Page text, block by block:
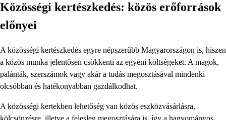
Közösségi kertészkedés: közös erőforrások
előnyei
A közösségi kertészkedés egyre népszerűbb Magyarországon is, hiszen
a közös munka jelentősen csökkenti az egyéni költségeket. A magok,
palánták, szerszámok vagy akár a tudás megosztásával mindenki
olcsóbban és hatékonyabban gazdálkodhat.
A közösségi kertekben lehetőség van közös eszközvásárlásra,
kölcsönzésre, illetve a felesleg megosztására is, így a hagyományos